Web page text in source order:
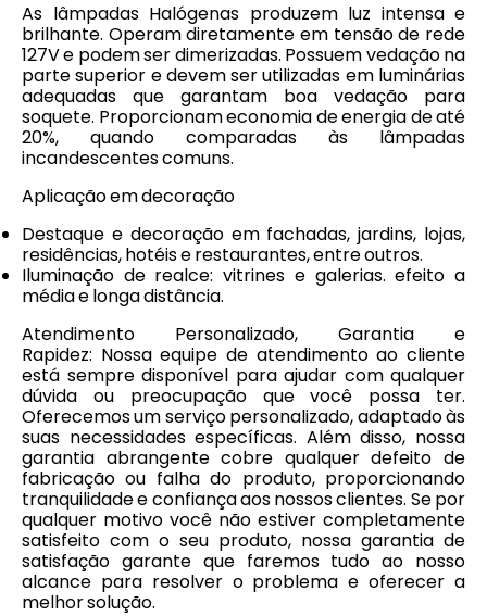
As lâmpadas Halógenas produzem luz intensa e
brilhante. Operam diretamente em tensão de rede
127V e podem ser dimerizadas. Possuem vedação na
parte superior e devem ser utilizadas em luminárias
adequadas que garantam boa vedação para
soquete. Proporcionam economia de energia de até
20%, quando comparadas às lâmpadas
incandescentes comuns.
Aplicação em decoração
Destaque e decoração em fachadas, jardins, lojas,
residências, hotéis e restaurantes, entre outros.
Iluminação de realce: vitrines e galerias. efeito a
média e longa distância.
Atendimento Personalizado, Garantia e
Rapidez: Nossa equipe de atendimento ao cliente
está sempre disponível para ajudar com qualquer
dúvida ou preocupação que você possa ter.
Oferecemos um serviço personalizado, adaptado às
suas necessidades específicas. Além disso, nossa
garantia abrangente cobre qualquer defeito de
fabricação ou falha do produto, proporcionando
tranquilidade e confiança aos nossos clientes. Se por
qualquer motivo você não estiver completamente
satisfeito com o seu produto, nossa garantia de
satisfação garante que faremos tudo ao nosso
alcance para resolver o problema e oferecer a
melhor solução.